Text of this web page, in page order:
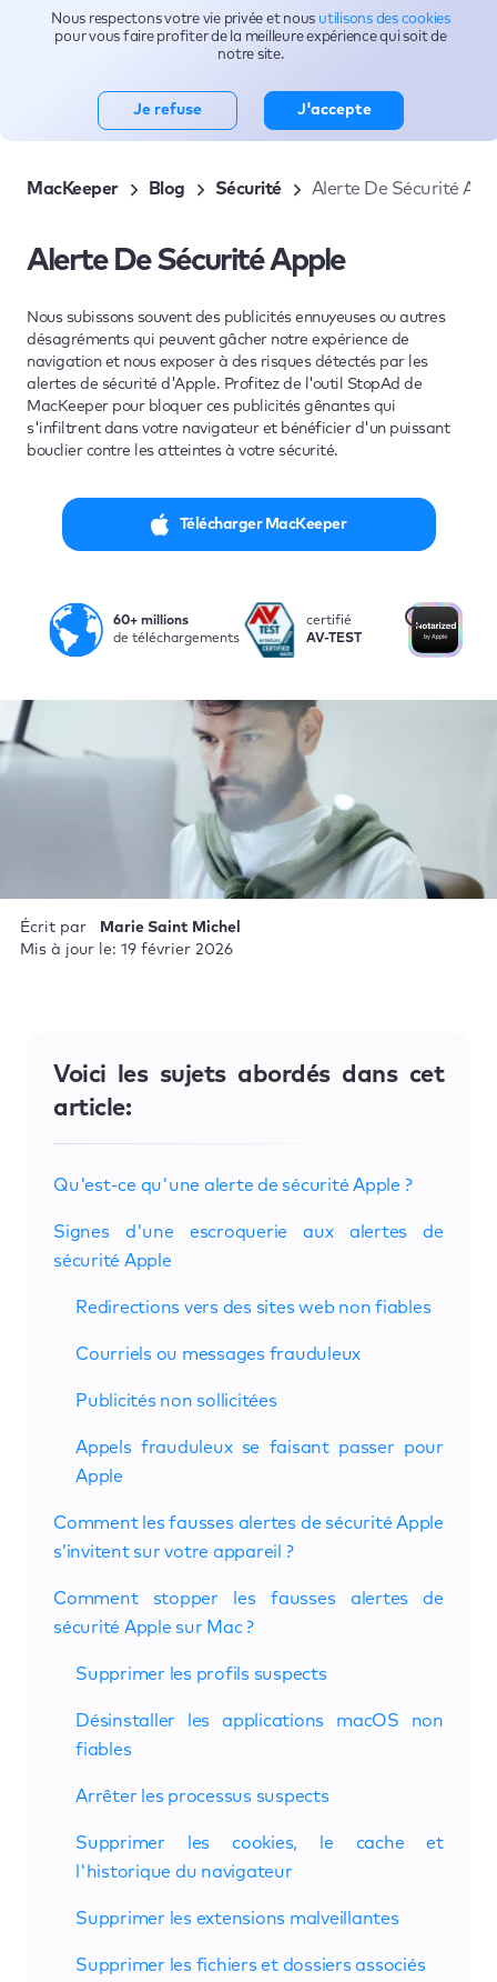
Sujets
MacKeeper Blog Sécurité Alerte De Sécurité
Alerte De Sécurité Apple
Nous subissons souvent des publicités ennuyeuses ou autres
désagréments qui peuvent gâcher notre expérience de
navigation et nous exposer à des risques détectés par les
alertes de sécurité d'Apple. Profitez de l'outil StopAd de
MacKeeper pour bloquer ces publicités gênantes qui
s'infiltrent dans votre navigateur et bénéficier d'un puissant
bouclier contre les atteintes à votre sécurité.
Télécharger MacKeeper
60+ millions
de téléchargements
i
certifié
AV-TEST
Écrit par
Marie Saint Michel
Mis à jour le: 19 février 2026
Voici les sujets abordés dans cet
article:
Qu'est-ce qu'une alerte de sécurité Apple ?
Signes d'une escroquerie aux alertes de
sécurité Apple
Redirections vers des sites web non fiables
Courriels ou messages frauduleux
Publicités non sollicitées
Appels frauduleux se faisant passer pour
Apple
Comment les fausses alertes de sécurité Apple
s’invitent sur votre appareil ?
Comment stopper les fausses alertes de
sécurité Apple sur Mac ?
Supprimer les profils suspects
Désinstaller les applications macOS non
fiables
Arrêter les processus suspects
Supprimer les cookies, le cache et
l'historique du navigateur
Supprimer les extensions malveillantes
Supprimer les fichiers et dossiers associés
Nous respectons votre vie privée et nous utilisons des cookies
pour vous faire profiter de la meilleure expérience qui soit de
notre site.
Je refuse J'accepte